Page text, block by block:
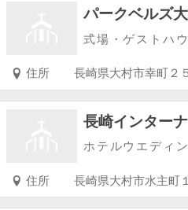
パークベルズ
式場・ゲストハ
住所 長崎県大村市幸町２
長崎インター
ホテルウエディ
住所 長崎県大村市水主町